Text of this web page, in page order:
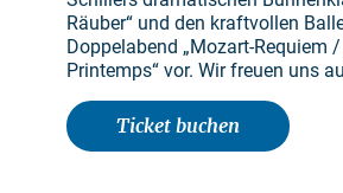
Räuber“ und den kraftvollen
Doppelabend „Mozart-Requiem
Printemps“ vor. Wir freuen uns
Ticket buchen